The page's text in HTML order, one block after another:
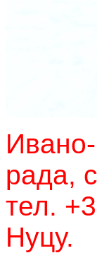
рада,
тел.
Нуцу.